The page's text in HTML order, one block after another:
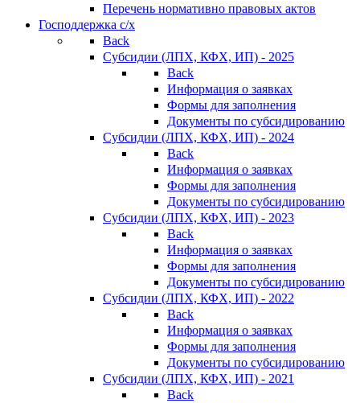
Перечень нормативно правовых актов
Господдержка с/х
Back
Субсидии (ЛПХ, КФХ, ИП) - 2025
Back
Информация о заявках
Формы для заполнения
Документы по субсидированию
Субсидии (ЛПХ, КФХ, ИП) - 2024
Back
Информация о заявках
Формы для заполнения
Документы по субсидированию
Субсидии (ЛПХ, КФХ, ИП) - 2023
Back
Информация о заявках
Формы для заполнения
Документы по субсидированию
Субсидии (ЛПХ, КФХ, ИП) - 2022
Back
Информация о заявках
Формы для заполнения
Документы по субсидированию
Субсидии (ЛПХ, КФХ, ИП) - 2021
Back